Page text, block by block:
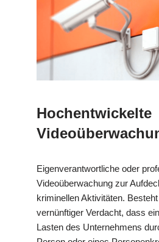
Hochentwickelte
Eigenverantwortliche oder
Videoüberwachung zur
kriminellen Aktivitäten.
vernünftiger Verdacht, dass
Lasten des Unternehmens